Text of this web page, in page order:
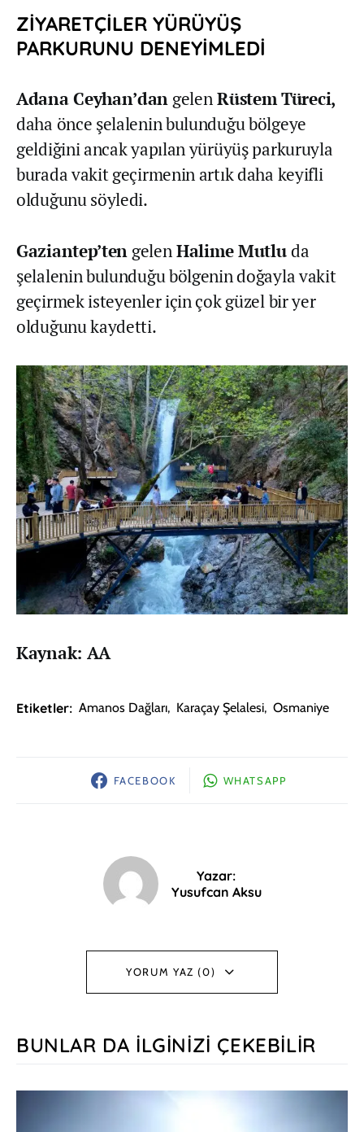
ZİYARETÇİLER YÜRÜYÜŞ
PARKURUNU DENEYİMLEDİ
Adana Ceyhan’dan gelenRüstem Türeci,
daha önce şelalenin bulunduğu bölgeye
geldiğini ancak yapılan yürüyüş parkuruyla
burada vakit geçirmenin artık daha keyifli
olduğunu söyledi.
Gaziantep’ten gelenHalime Mutluda
şelalenin bulunduğu bölgenin doğayla vakit
geçirmek isteyenler için çok güzel bir yer
olduğunu kaydetti.
Kaynak: AA
Etiketler: Amanos Dağları, Karaçay Şelalesi, Osmaniye
FACEBOOK WHATSAPP
Yazar:
Yusufcan Aksu
YORUM YAZ (0)
BUNLAR DA İLGINIZI ÇEKEBILIR